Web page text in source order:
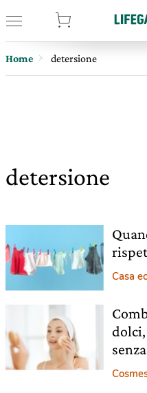
Home detersione
detersione
Casa